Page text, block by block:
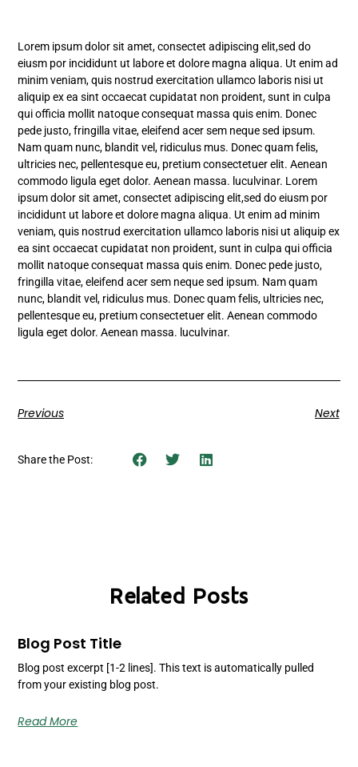
Lorem ipsum dolor sit amet, consectet adipiscing elit,sed do
eiusm por incididunt ut labore et dolore magna aliqua. Ut enim ad
minim veniam, quis nostrud exercitation ullamco laboris nisi ut
aliquip ex ea sint occaecat cupidatat non proident, sunt in culpa
qui officia mollit natoque consequat massa quis enim. Donec
pede justo, fringilla vitae, eleifend acer sem neque sed ipsum.
Nam quam nunc, blandit vel, ridiculus mus. Donec quam felis,
ultricies nec, pellentesque eu, pretium consectetuer elit. Aenean
commodo ligula eget dolor. Aenean massa. luculvinar. Lorem
ipsum dolor sit amet, consectet adipiscing elit,sed do eiusm por
incididunt ut labore et dolore magna aliqua. Ut enim ad minim
veniam, quis nostrud exercitation ullamco laboris nisi ut aliquip ex
ea sint occaecat cupidatat non proident, sunt in culpa qui officia
mollit natoque consequat massa quis enim. Donec pede justo,
fringilla vitae, eleifend acer sem neque sed ipsum. Nam quam
nunc, blandit vel, ridiculus mus. Donec quam felis, ultricies nec,
pellentesque eu, pretium consectetuer elit. Aenean commodo
ligula eget dolor. Aenean massa. luculvinar.
Previous Next
Share the Post:
Related Posts
Blog Post Title
Blog post excerpt [1-2 lines]. This text is automatically pulled
from your existing blog post.
Read More